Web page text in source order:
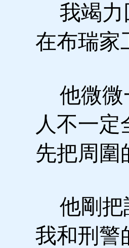
我竭力
在布瑞家
他微微
人不一
先把周圍
他剛把
我和刑警